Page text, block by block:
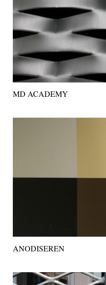
MD ACADEMY
ANODISEREN